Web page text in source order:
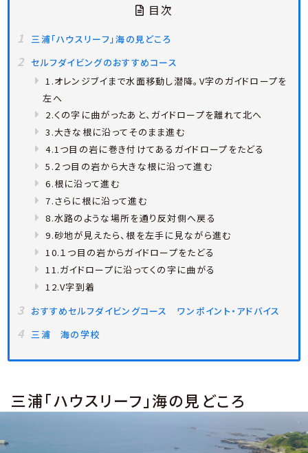
目次
三浦「ハウスリーフ」海の見どころ
セルフダイビングのおすすめコース
1.オレンジブイまで水面移動し潜降。V字のガイドロープを
左へ
2.くの字に曲がったあと、ガイドロープを離れて北へ
3.大きな根に沿ってそのまま進む
4.1つ目の岩に巻き付けてあるガイドロープをたどる
5.２つ目の岩から大きな根に沿って進む
6.根に沿って進む
7.さらに根に沿って進む
8.水路のような場所を通り反対側へ戻る
9.砂地が見えたら、根を左手に見ながら進む
10.１つ目の岩からガイドロープをたどる
11.ガイドロープに沿ってくの字に曲がる
12.V字到着
おすすめセルフダイビングコース ワンポイント・アドバイス
三浦 海の学校
三浦「ハウスリーフ」海の見どころ